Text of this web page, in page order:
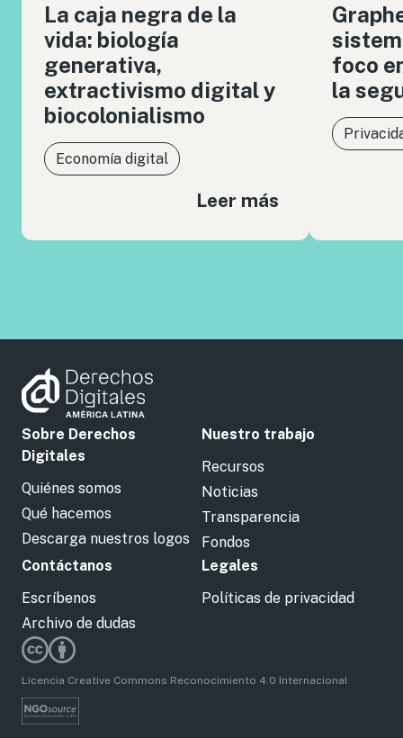
La caja negra de la
vida: biología
generativa,
extractivismo digital y
biocolonialismo
Economía digital
Leer más
foco
la
Sobre Derechos
Digitales
Quiénes somos
Qué hacemos
Descarga nuestros logos
Nuestro trabajo
Recursos
Noticias
Transparencia
Fondos
Contáctanos
Escríbenos
Archivo de dudas
Legales
Políticas de privacidad
Licencia Creative Commons Reconocimiento 4.0 Internacional